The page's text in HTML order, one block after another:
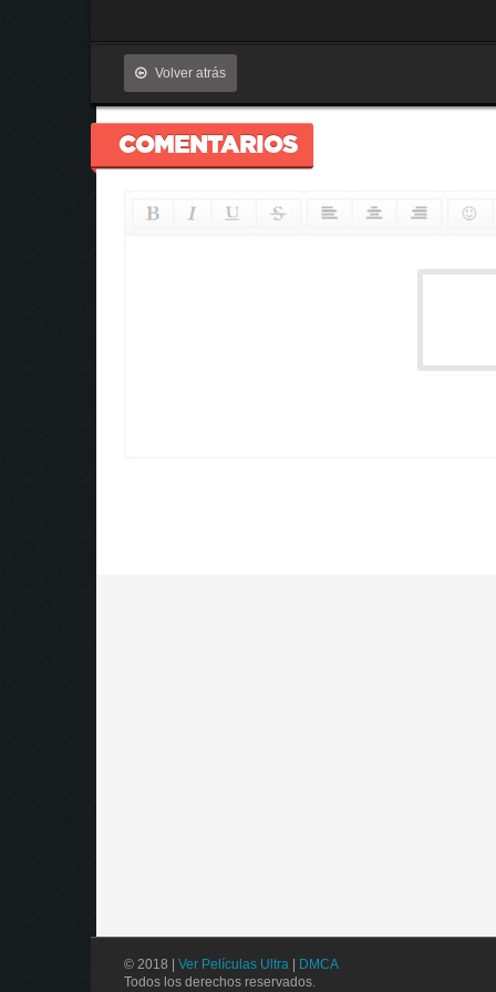
Volver atrás
COMENTARIOS
© 2018 | Ver Películas Ultra
DMCA
Todos los derechos reservados.